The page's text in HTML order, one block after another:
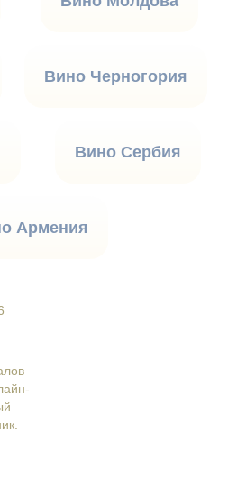
Вино Черногория
Вино Сербия
Армения